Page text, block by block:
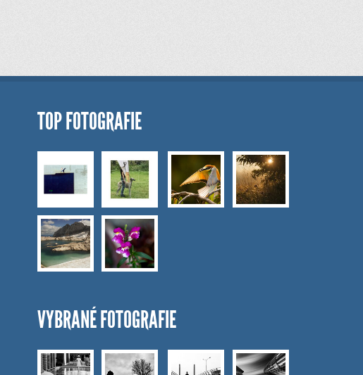
TOP FOTOGRAFIE
VYBRANÉ FOTOGRAFIE